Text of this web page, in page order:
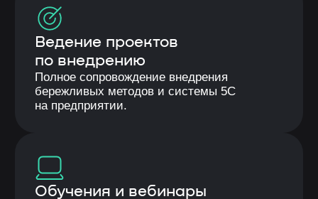
Повышение эффективности
оборудования
Активизация резервов производительности,
устранение внеплановых простоев,
стандартизация переналадки и повышение
качества инструментов.
04
эффект — повышение
производительности, сокращение запасов,
улучшение качества.